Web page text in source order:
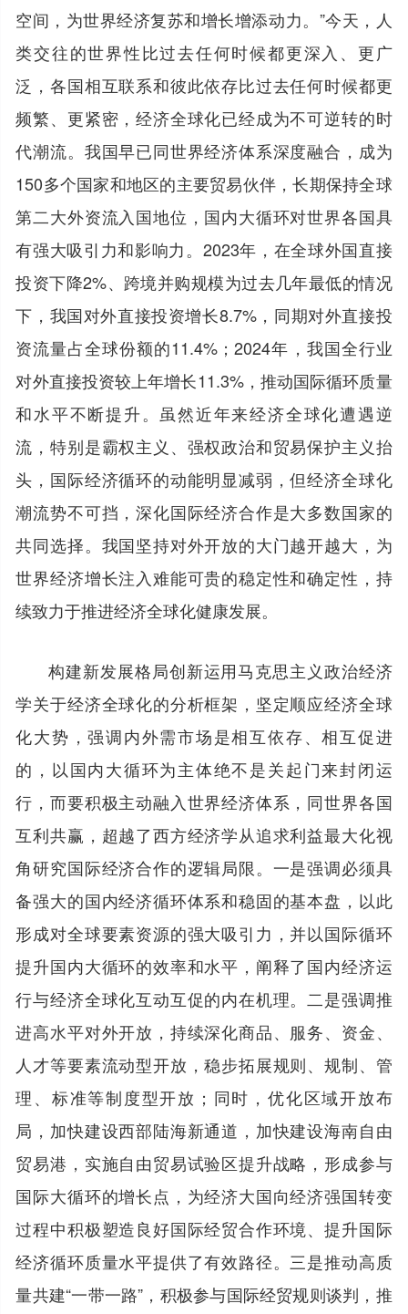
空间，为世界经济复苏和增长增添动力。”今天，人
类交往的世界性比过去任何时候都更深入、更广
泛，各国相互联系和彼此依存比过去任何时候都更
频繁、更紧密，经济全球化已经成为不可逆转的时
代潮流。我国早已同世界经济体系深度融合，成为
150多个国家和地区的主要贸易伙伴，长期保持全球
第二大外资流入国地位，国内大循环对世界各国具
有强大吸引力和影响力。2023年，在全球外国直接
投资下降2%、跨境并购规模为过去几年最低的情况
下，我国对外直接投资增长8.7%，同期对外直接投
资流量占全球份额的11.4%；2024年，我国全行业
对外直接投资较上年增长11.3%，推动国际循环质量
和水平不断提升。虽然近年来经济全球化遭遇逆
流，特别是霸权主义、强权政治和贸易保护主义抬
头，国际经济循环的动能明显减弱，但经济全球化
潮流势不可挡，深化国际经济合作是大多数国家的
共同选择。我国坚持对外开放的大门越开越大，为
世界经济增长注入难能可贵的稳定性和确定性，持
续致力于推进经济全球化健康发展。
构建新发展格局创新运用马克思主义政治经济
学关于经济全球化的分析框架，坚定顺应经济全球
化大势，强调内外需市场是相互依存、相互促进
的，以国内大循环为主体绝不是关起门来封闭运
行，而要积极主动融入世界经济体系，同世界各国
互利共赢，超越了西方经济学从追求利益最大化视
角研究国际经济合作的逻辑局限。一是强调必须具
备强大的国内经济循环体系和稳固的基本盘，以此
形成对全球要素资源的强大吸引力，并以国际循环
提升国内大循环的效率和水平，阐释了国内经济运
行与经济全球化互动互促的内在机理。二是强调推
进高水平对外开放，持续深化商品、服务、资金、
人才等要素流动型开放，稳步拓展规则、规制、管
理、标准等制度型开放；同时，优化区域开放布
局，加快建设西部陆海新通道，加快建设海南自由
贸易港，实施自由贸易试验区提升战略，形成参与
国际大循环的增长点，为经济大国向经济强国转变
过程中积极塑造良好国际经贸合作环境、提升国际
经济循环质量水平提供了有效路径。三是推动高质
量共建“一带一路”，积极参与国际经贸规则谈判，推